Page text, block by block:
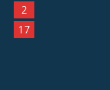
2
17